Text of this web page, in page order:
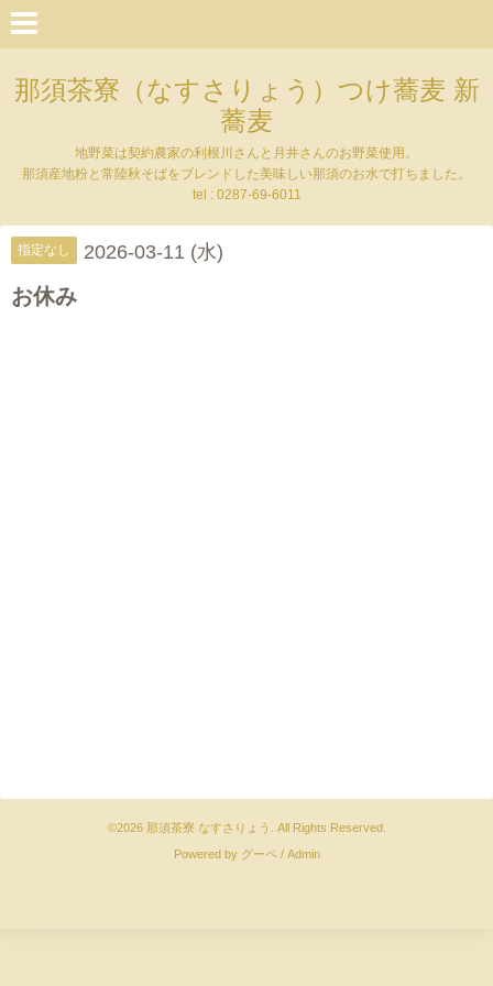
那須茶寮（なすさりょう）つけ蕎麦 新
蕎麦
地野菜は契約農家の利根川さんと月井さんのお野菜使用。
那須産地粉と常陸秋そばをブレンドした美味しい那須のお水で打ちました。
tel : 0287-69-6011
指定なし 2026-03-11 (水)
お休み
©2026 那須茶寮 なすさりょう
. All Rights Reserved.
Powered by グーペ/ Admin